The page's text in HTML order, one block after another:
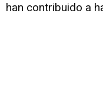
han contribuido a